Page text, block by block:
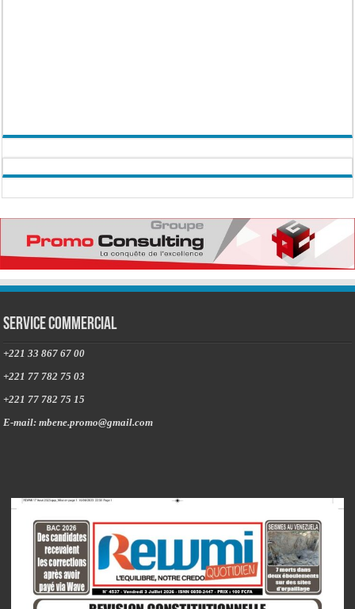
Service commercial
+221 33 867 67 00
+221 77 782 75 03
+221 77 782 75 15
E-mail: mbene.promo@gmail.com